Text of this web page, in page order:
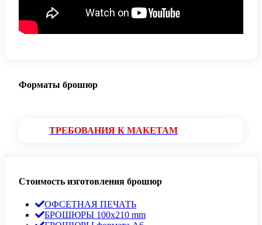
Форматы брошюр
ТРЕБОВАНИЯ К МАКЕТАМ
Стоимость изготовления брошюр
ОФСЕТНАЯ ПЕЧАТЬ
БРОШЮРЫ 100х210 mm